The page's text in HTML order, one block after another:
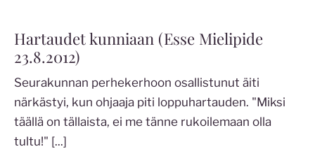
Hartaudet kunniaan (Esse Mielipide
23.8.2012)
Seurakunnan perhekerhoon osallistunut äiti
närkästyi, kun ohjaaja piti loppuhartauden. "Miksi
täällä on tällaista, ei me tänne rukoilemaan olla
tultu!" [...]